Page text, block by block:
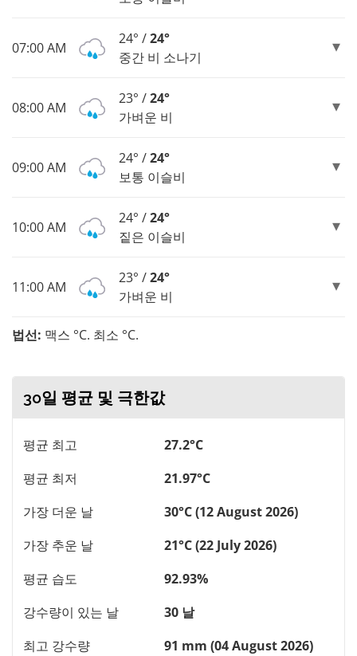
07:00 AM
24° /24°
중간 비 소나기
08:00 AM
23° /24°
가벼운 비
09:00 AM
24° /24°
보통 이슬비
10:00 AM
24° /24°
짙은 이슬비
11:00 AM
23° /24°
가벼운 비
법선: 맥스 °C. 최소 °C.
30일 평균 및 극한값
평균 최고
27.2°C
평균 최저
21.97°C
가장 더운 날
30°C (12 August 2026)
가장 추운 날
21°C (22 July 2026)
평균 습도
92.93%
강수량이 있는 날
30 날
최고 강수량
91 mm (04 August 2026)